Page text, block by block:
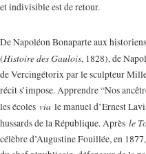
et indivisible est de retour.
De Napoléon Bonaparte aux
(Histoire des Gaulois, 1828), de
de Vercingétorix par le sculpteur
récit s’impose. Apprendre “Nos
les écoles via le manuel d’Ernest
hussards de la République. Après le
célèbre d’Augustine Fouillée, en